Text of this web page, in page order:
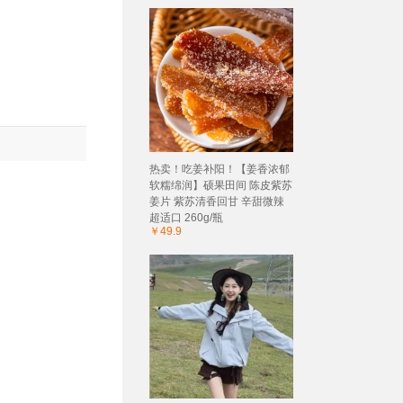
热卖！吃姜补阳！【姜香浓郁
软糯绵润】硕果田间 陈皮紫苏
姜片 紫苏清香回甘 辛甜微辣
超适口 260g/瓶
￥49.9